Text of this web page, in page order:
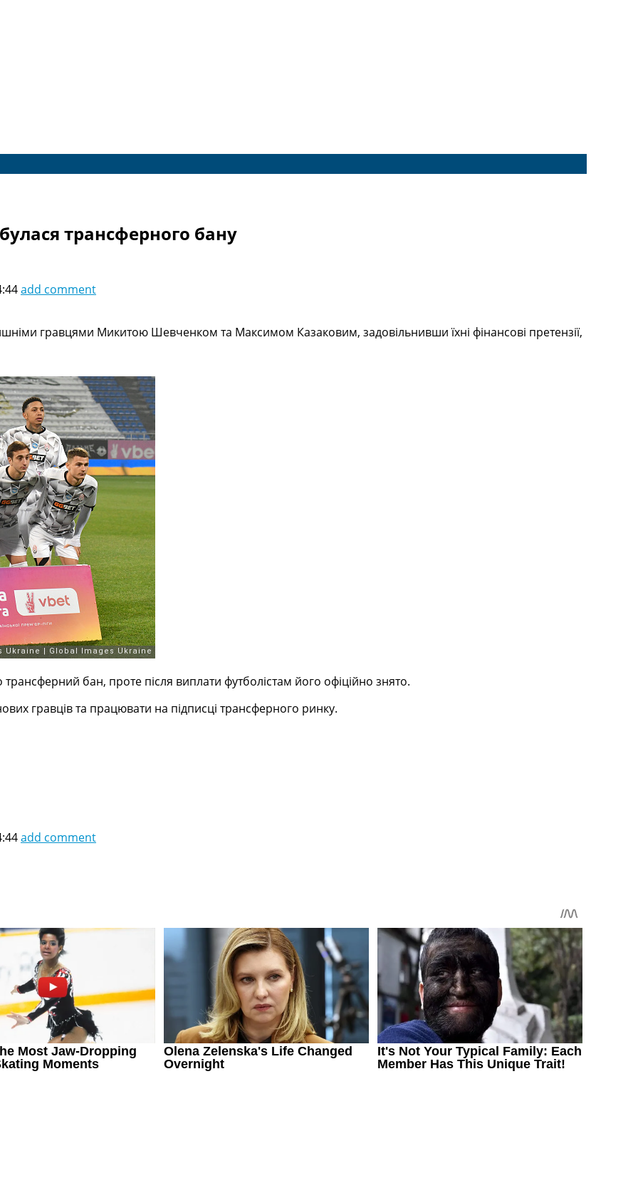
трансферного бану
add comment
гравцями Микитою Шевченком та Максимом Казаковим, задовільнивши їхні фінансові претензії,
бан, проте після виплати футболістам його офіційно знято.
гравців та працювати на підписці трансферного ринку.
add comment